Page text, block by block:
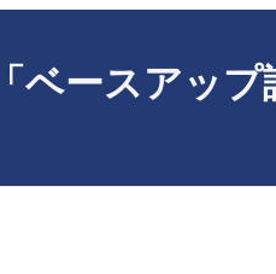
「ベースアッ